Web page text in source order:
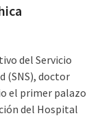
del Servicio
(SNS), doctor
el primer palazo
del Hospital